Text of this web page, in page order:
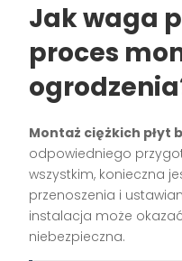
Jak waga
proces
Montaż ciężkich płyt
odpowiedniego
wszystkim, konieczna
przenoszenia i
instalacja może
niebezpieczna.